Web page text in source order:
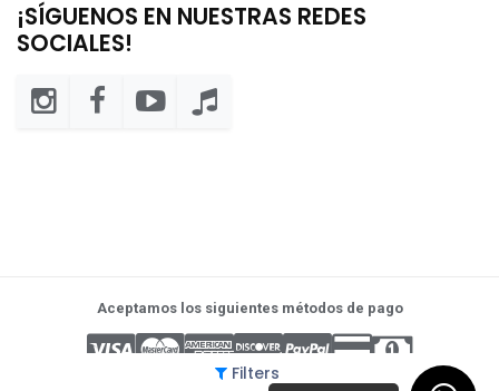
Filters
¡SÍGUENOS EN NUESTRAS REDES
SOCIALES!
Aceptamos los siguientes métodos de pago